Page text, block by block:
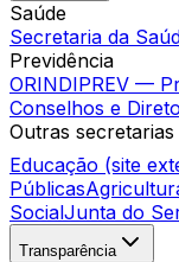
Saúde
Secretaria da
Previdência
ORINDIPREV —
Conselhos e
Outras secretarias
Educação (site
Públicas
SocialJunta do
Transparência